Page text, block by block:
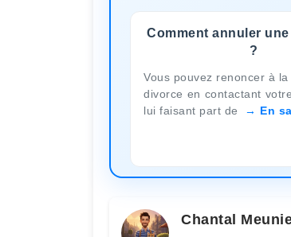
Comment annuler
?
Vous pouvez renoncer à
divorce en contactant
lui faisant part de
En
Chantal